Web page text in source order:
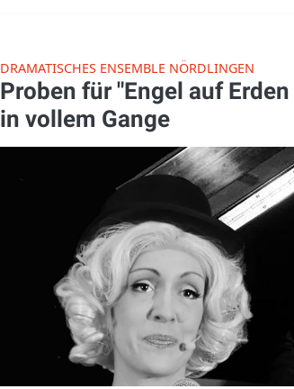
DRAMATISCHES ENSEMBLE NÖRDLINGEN
Proben für "Engel auf
in vollem Gange